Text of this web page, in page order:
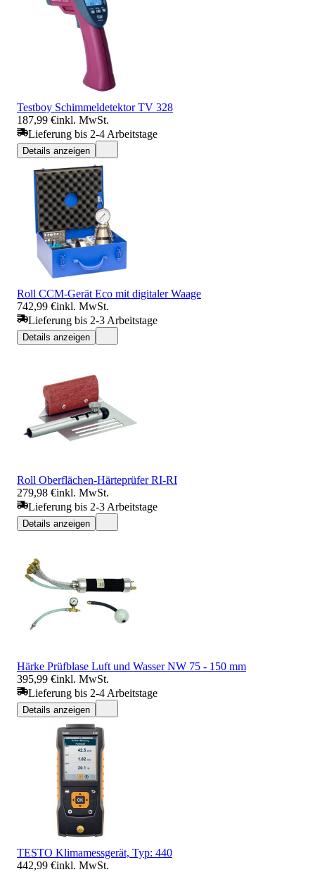
Testboy Schimmeldetektor TV 328
187,99 €inkl. MwSt.
Lieferung bis 2-4 Arbeitstage
Details anzeigen
Roll CCM-Gerät Eco mit digitaler Waage
742,99 €inkl. MwSt.
Lieferung bis 2-3 Arbeitstage
Details anzeigen
Roll Oberflächen-Härteprüfer RI-RI
279,98 €inkl. MwSt.
Lieferung bis 2-3 Arbeitstage
Details anzeigen
Härke Prüfblase Luft und Wasser NW 75 - 150 mm
395,99 €inkl. MwSt.
Lieferung bis 2-4 Arbeitstage
Details anzeigen
TESTO Klimamessgerät, Typ: 440
442,99 €inkl. MwSt.